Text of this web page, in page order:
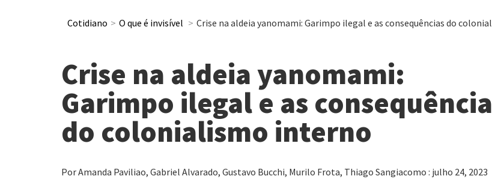
Cotidiano O que é invisível Crise na aldeia yanomami: Garimpo ilegal e as consequências do
Crise na aldeia yanomami:
Garimpo ilegal e as
do colonialismo interno
Por Amanda Paviliao, Gabriel Alvarado, Gustavo Bucchi, Murilo Frota, Thiago Sangiacomo : julho 24, 2023